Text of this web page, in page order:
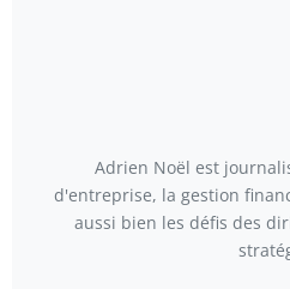
Adrien Noël est
d'entreprise, la gestion
aussi bien les défis des